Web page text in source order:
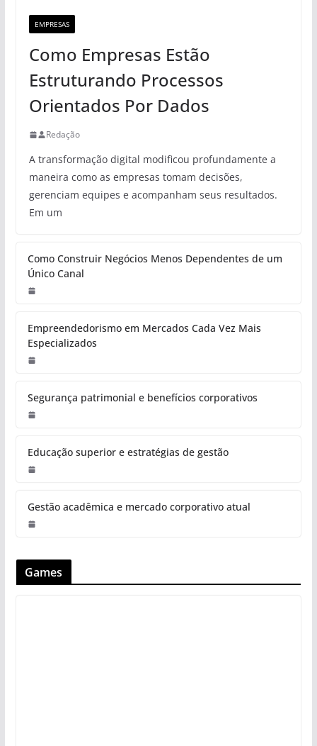
EMPRESAS
Como Empresas Estão
Estruturando Processos
Orientados Por Dados
Redação
A transformação digital modificou profundamente a
maneira como as empresas tomam decisões,
gerenciam equipes e acompanham seus resultados.
Em um
Como Construir Negócios Menos Dependentes de um
Único Canal
Empreendedorismo em Mercados Cada Vez Mais
Especializados
Segurança patrimonial e benefícios corporativos
Educação superior e estratégias de gestão
Gestão acadêmica e mercado corporativo atual
Games